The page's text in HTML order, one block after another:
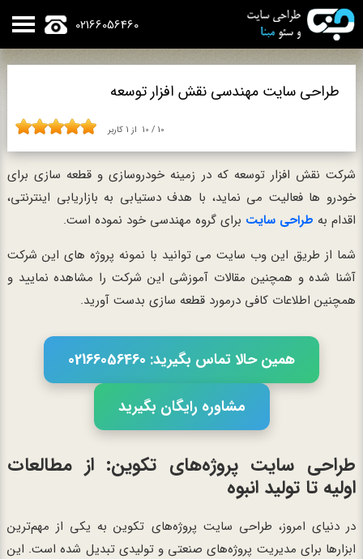
02166056460
طراحی سایت مهندسی نقش افزار توسعه
10 / 10 از 1 کاربر
شرکت نقش افزار توسعه که در زمینه خودروسازی و قطعه سازی برای
خودرو ها فعالیت می نماید، با هدف دستیابی به بازاریابی اینترنتی،
اقدام به طراحی سایت برای گروه مهندسی خود نموده است.
شما از طریق این وب سایت می توانید با نمونه پروژه های این شرکت
آشنا شده و همچنین مقالات آموزشی این شرکت را مشاهده نمایید و
همچنین اطلاعات کافی درمورد قطعه سازی بدست آورید.
همین حالا تماس بگیرید: 02166056460
مشاوره رایگان بگیرید
طراحی سایت پروژه‌های تکوین: از مطالعات
اولیه تا تولید انبوه
در دنیای امروز، طراحی سایت پروژه‌های تکوین به یکی از مهم‌ترین
ابزارها برای مدیریت پروژه‌های صنعتی و تولیدی تبدیل شده است. این